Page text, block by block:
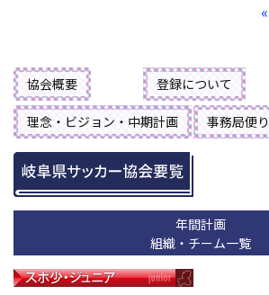
協会概要 登録について
理念・ビジョン・中期計画 事務局便り
年間計画
組織・チーム一覧